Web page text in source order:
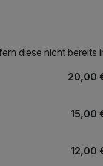
diese nicht bereits
20,00
15,00
12,00